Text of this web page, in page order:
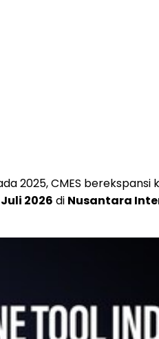
2025, CMES
2026 di Nusantara